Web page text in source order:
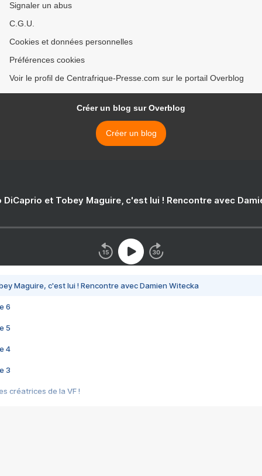
Signaler un abus
C.G.U.
Cookies et données personnelles
Préférences cookies
Voir le profil de Centrafrique-Presse.com sur le portail Overblog
Créer un blog sur Overblog
Créer un blog
DiCaprio et Tobey Maguire, c'est lui ! Rencontre avec
Maguire, c'est lui ! Rencontre avec Damien Witecka
6
5
4
3
créatrices de la VF !